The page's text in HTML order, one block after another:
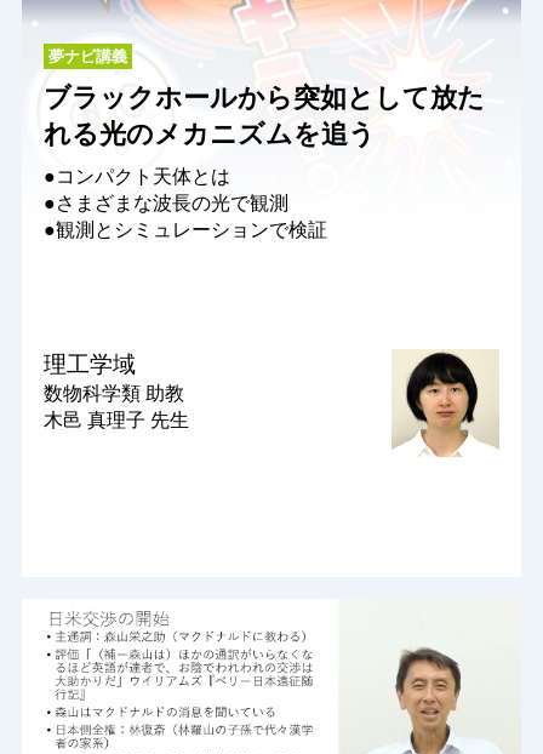
夢ナビ講義
ブラックホールから突如として放た
れる光のメカニズムを追う
●コンパクト天体とは
●さまざまな波長の光で観測
●観測とシミュレーションで検証
理工学域
数物科学類 助教
木邑 真理子 先生